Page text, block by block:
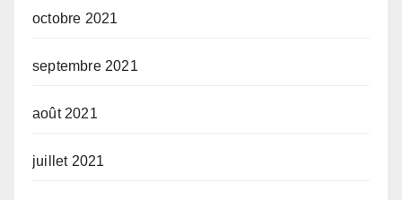
octobre 2021
septembre 2021
août 2021
juillet 2021